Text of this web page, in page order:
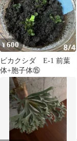
¥ 600
ビカクシダ E-1 前葉
体+胞子体⑮